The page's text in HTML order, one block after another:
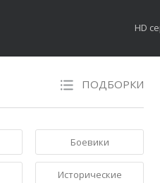
HD
ПОДБОРКИ
Боевики
Исторические